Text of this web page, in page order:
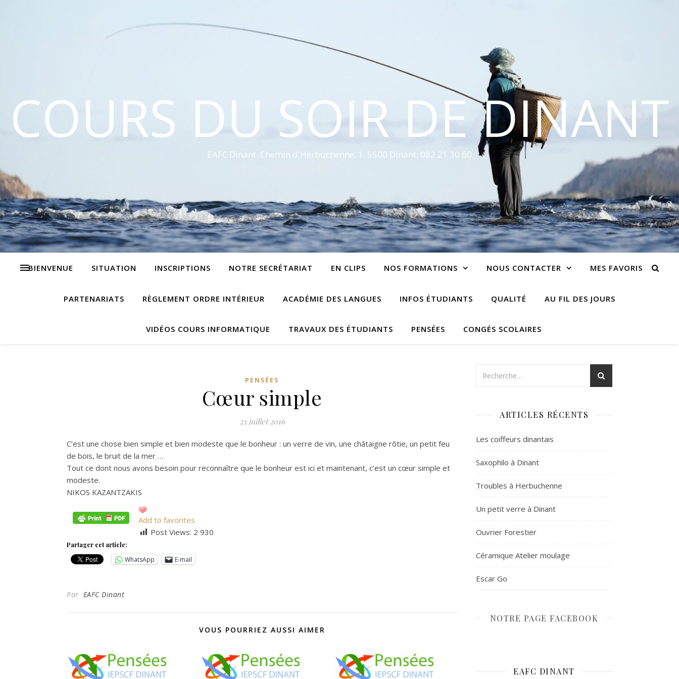
COURS DU SOIR DE DINANT
EAFC Dinant. Chemin d'Herbuchenne, 1. 5500 Dinant. 082 21 30 60
BIENVENUE SITUATION INSCRIPTIONS NOTRE SECRÉTARIAT EN CLIPS NOS FORMATIONS NOUS CONTACTER MES FAVORIS
PARTENARIATS RÈGLEMENT ORDRE INTÉRIEUR ACADÉMIE DES LANGUES INFOS ÉTUDIANTS QUALITÉ AU FIL DES JOURS
VIDÉOS COURS INFORMATIQUE TRAVAUX DES ÉTUDIANTS PENSÉES CONGÉS SCOLAIRES
PENSÉES
Cœur simple
23 juillet 2016
C’est une chose bien simple et bien modeste que le bonheur : un verre de vin, une châtaigne rôtie, un petit feu
de bois, le bruit de la mer …
Tout ce dont nous avons besoin pour reconnaître que le bonheur est ici et maintenant, c’est un cœur simple et
modeste.
NIKOS KAZANTZAKIS
Add to favorites
Post Views: 2 930
Partager cet article:
WhatsApp E-mail
Par EAFC Dinant
VOUS POURRIEZ AUSSI AIMER
ARTICLES RÉCENTS
Les coiffeurs dinantais
Saxophilo à Dinant
Troubles à Herbuchenne
Un petit verre à Dinant
Ouvrier Forestier
Céramique Atelier moulage
Escar Go
NOTRE PAGE FACEBOOK
EAFC DINANT